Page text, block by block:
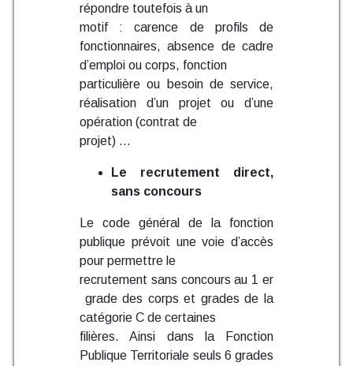
répondre toutefois à un
motif : carence de profils de
fonctionnaires, absence de cadre
d’emploi ou corps, fonction
particulière ou besoin de service,
réalisation d’un projet ou d’une
opération (contrat de
projet) …
Le recrutement direct,
sans concours
Le code général de la fonction
publique prévoit une voie d’accès
pour permettre le
recrutement sans concours au 1 er
grade des corps et grades de la
catégorie C de certaines
filières. Ainsi dans la Fonction
Publique Territoriale seuls 6 grades